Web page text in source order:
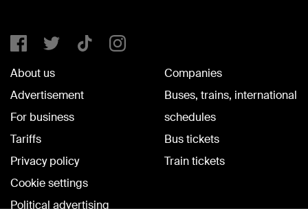
About us
Advertisement
For business
Tariffs
Privacy policy
Cookie settings
Political advertising
Companies
Buses, trains, international
schedules
Bus tickets
Train tickets